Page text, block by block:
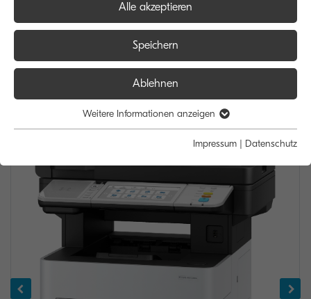
Alle akzeptieren
Speichern
Ablehnen
Weitere Informationen anzeigen
Impressum | Datenschutz